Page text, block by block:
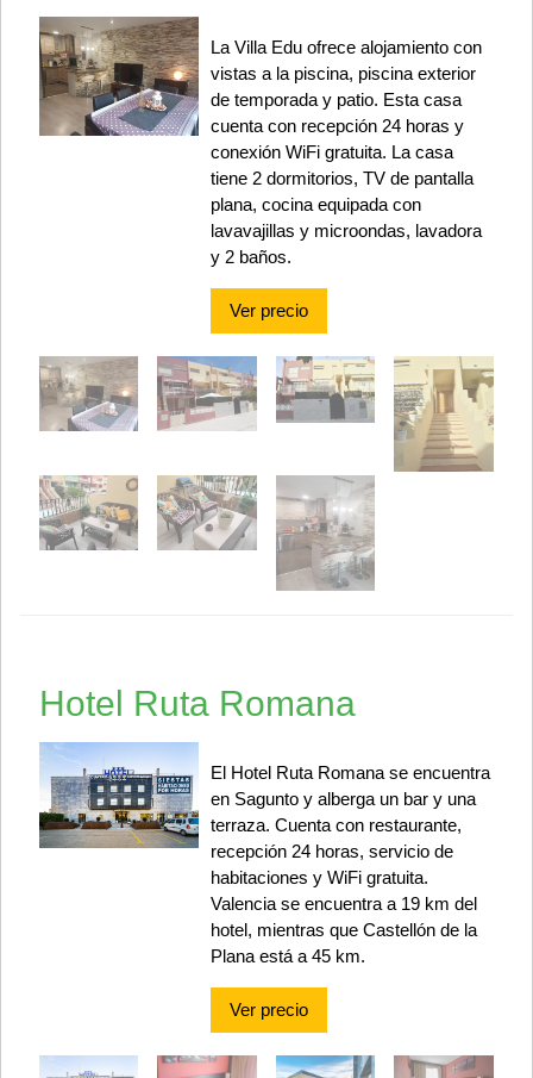
La Villa Edu ofrece alojamiento con
vistas a la piscina, piscina exterior
de temporada y patio. Esta casa
cuenta con recepción 24 horas y
conexión WiFi gratuita. La casa
tiene 2 dormitorios, TV de pantalla
plana, cocina equipada con
lavavajillas y microondas, lavadora
y 2 baños.
Ver precio
Hotel Ruta Romana
El Hotel Ruta Romana se encuentra
en Sagunto y alberga un bar y una
terraza. Cuenta con restaurante,
recepción 24 horas, servicio de
habitaciones y WiFi gratuita.
Valencia se encuentra a 19 km del
hotel, mientras que Castellón de la
Plana está a 45 km.
Ver precio